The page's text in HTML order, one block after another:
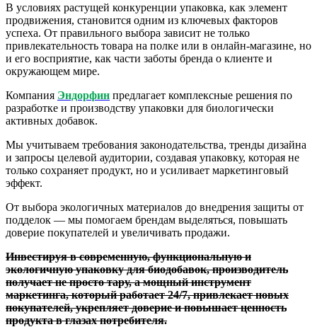
В условиях растущей конкуренции упаковка, как элемент
продвижения, становится одним из ключевых факторов
успеха. От правильного выбора зависит не только
привлекательность товара на полке или в онлайн-магазине, но
и его восприятие, как части заботы бренда о клиенте и
окружающем мире.
Компания Эндорфин предлагает комплексные решения по
разработке и производству упаковки для биологически
активных добавок.
Мы учитываем требования законодательства, тренды дизайна
и запросы целевой аудитории, создавая упаковку, которая не
только сохраняет продукт, но и усиливает маркетинговый
эффект.
От выбора экологичных материалов до внедрения защиты от
подделок — мы помогаем брендам выделяться, повышать
доверие покупателей и увеличивать продажи.
Инвестируя в современную, функциональную и
экологичную упаковку для биодобавок, производитель
получает не просто тару, а мощный инструмент
маркетинга, который работает 24/7, привлекает новых
покупателей, укрепляет доверие и повышает ценность
продукта в глазах потребителя.